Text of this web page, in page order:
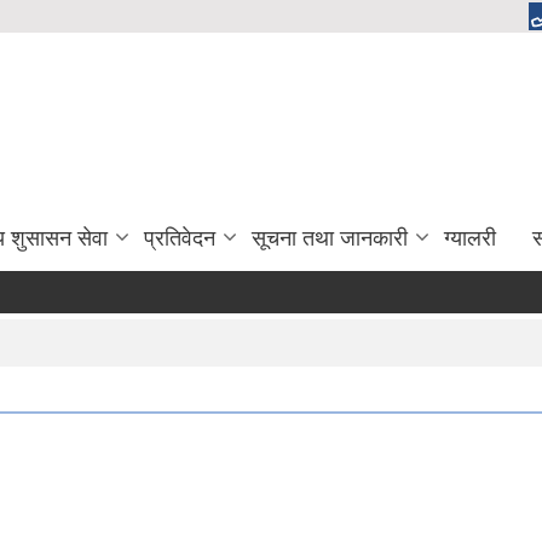
शुसासन सेवा प्रतिवेदन सूचना तथा जानकारी ग्यालरी